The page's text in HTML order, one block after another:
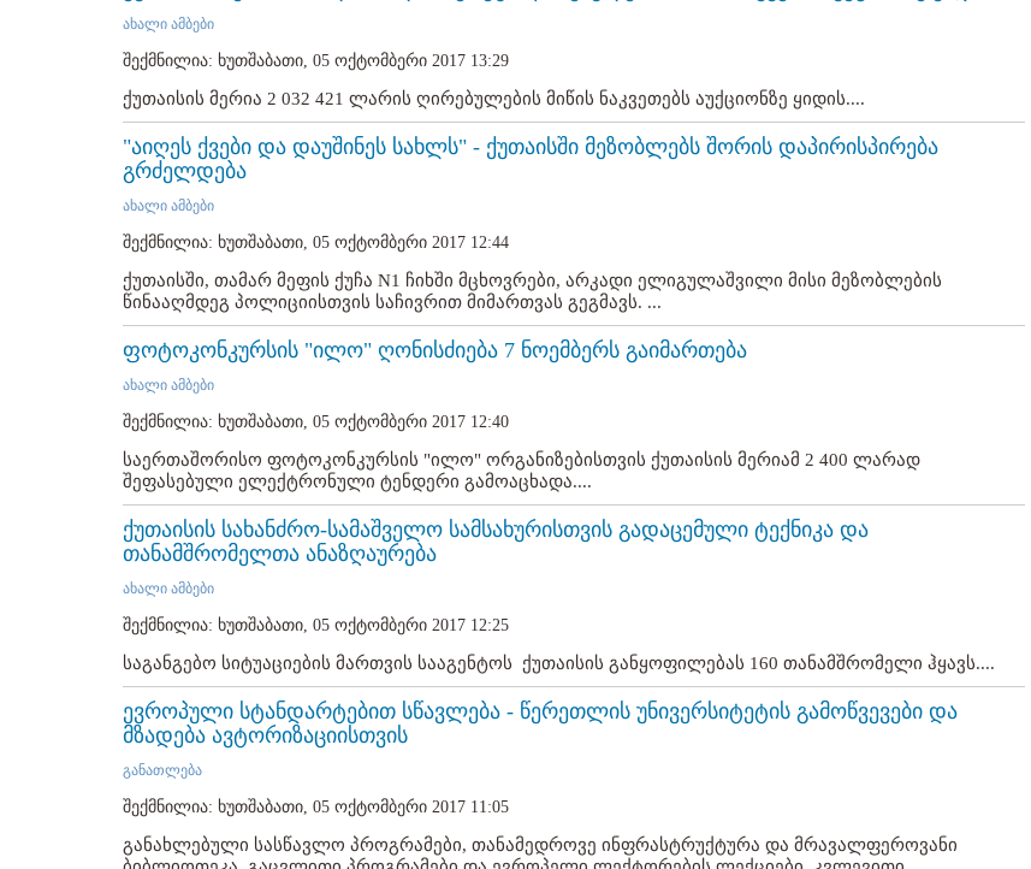
ახალი ამბები
შექმნილია: ხუთშაბათი, 05 ოქტომბერი 2017 13:29
ქუთაისის მერია 2 032 421 ლარის ღირებულების მიწის ნაკვეთებს აუქციონზე ყიდის....
"აიღეს ქვები და დაუშინეს სახლს" - ქუთაისში მეზობლებს შორის დაპირისპირება
გრძელდება
ახალი ამბები
შექმნილია: ხუთშაბათი, 05 ოქტომბერი 2017 12:44
ქუთაისში, თამარ მეფის ქუჩა N1 ჩიხში მცხოვრები, არკადი ელიგულაშვილი მისი მეზობლების
წინააღმდეგ პოლიციისთვის საჩივრით მიმართვას გეგმავს. ...
ფოტოკონკურსის "ილო" ღონისძიება 7 ნოემბერს გაიმართება
ახალი ამბები
შექმნილია: ხუთშაბათი, 05 ოქტომბერი 2017 12:40
საერთაშორისო ფოტოკონკურსის "ილო" ორგანიზებისთვის ქუთაისის მერიამ 2 400 ლარად
შეფასებული ელექტრონული ტენდერი გამოაცხადა....
ქუთაისის სახანძრო-სამაშველო სამსახურისთვის გადაცემული ტექნიკა და
თანამშრომელთა ანაზღაურება
ახალი ამბები
შექმნილია: ხუთშაბათი, 05 ოქტომბერი 2017 12:25
საგანგებო სიტუაციების მართვის სააგენტოს ქუთაისის განყოფილებას 160 თანამშრომელი ჰყავს....
ევროპული სტანდარტებით სწავლება - წერეთლის უნივერსიტეტის გამოწვევები და
მზადება ავტორიზაციისთვის
განათლება
შექმნილია: ხუთშაბათი, 05 ოქტომბერი 2017 11:05
განახლებული სასწავლო პროგრამები, თანამედროვე ინფრასტრუქტურა და მრავალფეროვანი